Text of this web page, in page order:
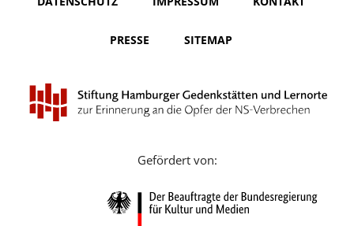
Nederlands
Português
Русский
PRESSE SITEMAP
Gefördert von: